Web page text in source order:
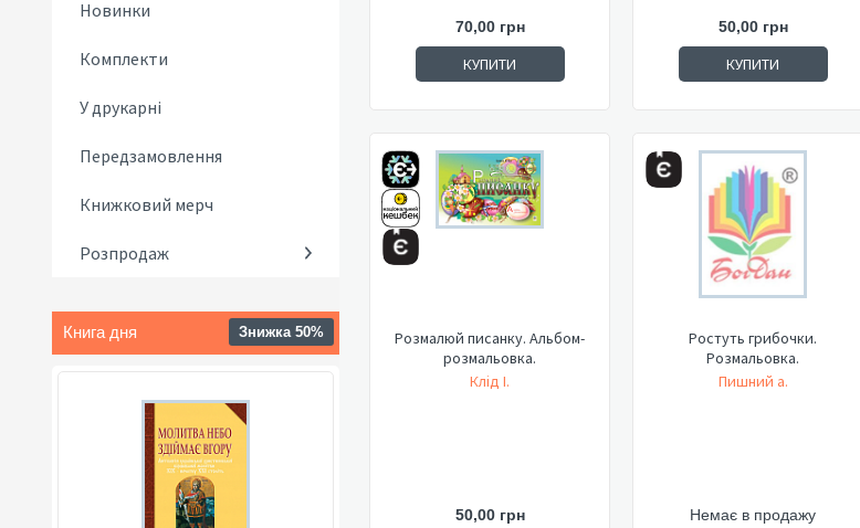
Новинки
Комплекти
У друкарні
Передзамовлення
Книжковий мерч
Розпродаж
Книга дня Знижка 50%
70,00 грн
КУПИТИ
50,00 грн
КУПИТИ
Розмалюй писанку. Альбом-
розмальовка.
Клід І.
50,00 грн
Ростуть грибочки.
Розмальовка.
Пишний а.
Немає в продажу